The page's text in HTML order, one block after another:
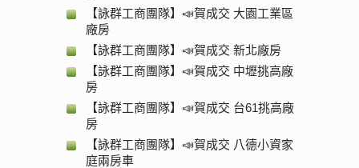
【詠群工商團隊】📣賀成交 大園工業區
廠房
【詠群工商團隊】📣賀成交 新北廠房
【詠群工商團隊】📣賀成交 中壢挑高廠
房
【詠群工商團隊】📣賀成交 台61挑高廠
房
【詠群工商團隊】📣賀成交 八德小資家
庭兩房車